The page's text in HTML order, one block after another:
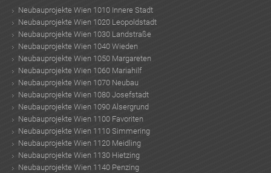
Neubauprojekte Wien 1010 Innere Stadt
Neubauprojekte Wien 1020 Leopoldstadt
Neubauprojekte Wien 1030 Landstraße
Neubauprojekte Wien 1040 Wieden
Neubauprojekte Wien 1050 Margareten
Neubauprojekte Wien 1060 Mariahilf
Neubauprojekte Wien 1070 Neubau
Neubauprojekte Wien 1080 Josefstadt
Neubauprojekte Wien 1090 Alsergrund
Neubauprojekte Wien 1100 Favoriten
Neubauprojekte Wien 1110 Simmering
Neubauprojekte Wien 1120 Meidling
Neubauprojekte Wien 1130 Hietzing
Neubauprojekte Wien 1140 Penzing